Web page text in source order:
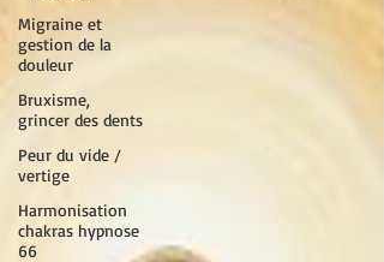
Migraine et
gestion de la
douleur
Bruxisme,
grincer des dents
Peur du vide /
vertige
Harmonisation
chakras hypnose
66